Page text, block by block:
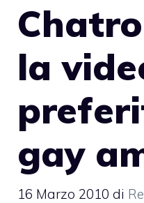
la
gay
16 Marzo 2010 di